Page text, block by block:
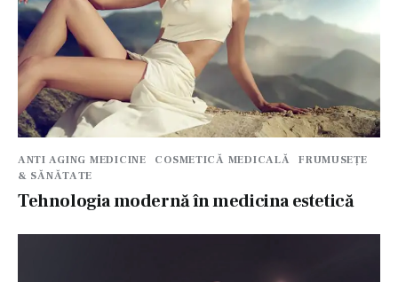
ANTI AGING MEDICINE COSMETICĂ MEDICALĂ
FRUMUSEȚE
& SĂNĂTATE
Tehnologia modernă în medicina estetică